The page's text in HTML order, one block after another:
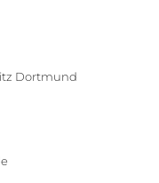
Dortmund